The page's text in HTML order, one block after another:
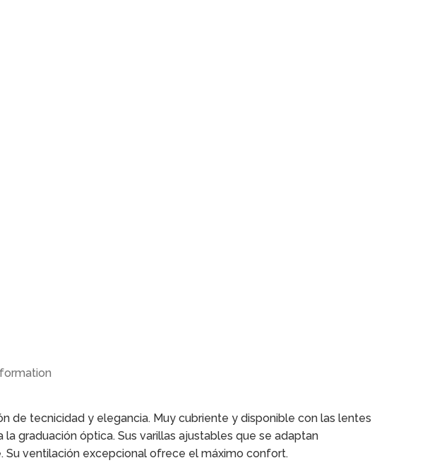
de tecnicidad y elegancia. Muy cubriente y disponible con las lentes
graduación óptica. Sus varillas ajustables que se adaptan
ventilación excepcional ofrece el máximo confort.